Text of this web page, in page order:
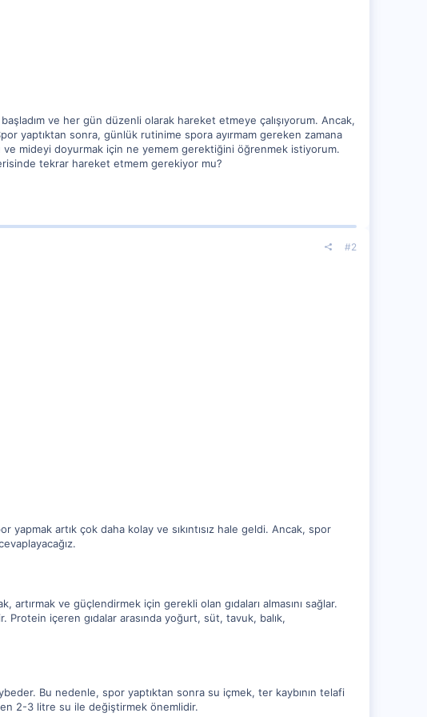
ve her gün düzenli olarak hareket etmeye çalışıyorum. Ancak,
yaptıktan sonra, günlük rutinime spora ayırmam gereken zamana
ve mideyi doyurmak için ne yemem gerektiğini öğrenmek istiyorum.
tekrar hareket etmem gerekiyor mu?
#2
artık çok daha kolay ve sıkıntısız hale geldi. Ancak, spor
artırmak ve güçlendirmek için gerekli olan gıdaları almasını sağlar.
içeren gıdalar arasında yoğurt, süt, tavuk, balık,
Bu nedenle, spor yaptıktan sonra su içmek, ter kaybının telafi
2-3 litre su ile değiştirmek önemlidir.